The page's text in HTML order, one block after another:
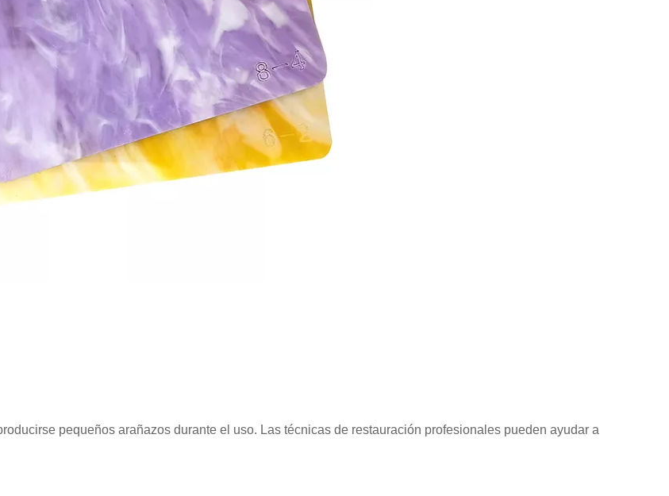
pequeños arañazos durante el uso. Las técnicas de restauración profesionales pueden ayudar a